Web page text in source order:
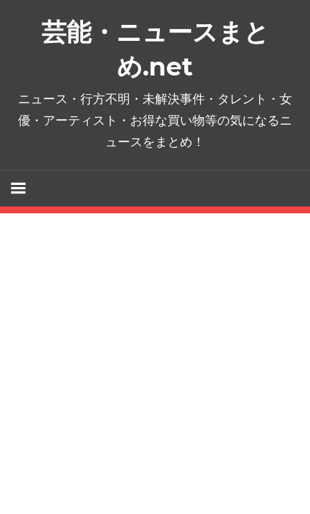
芸能・ニュースまと
め.net
ニュース・行方不明・未解決事件・タレント・女
優・アーティスト・お得な買い物等の気になるニ
ュースをまとめ！